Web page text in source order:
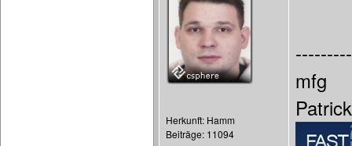
Herkunft: Hamm
Beiträge: 11094
mfg